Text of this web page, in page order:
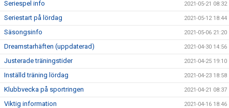
Seriespel info 2021-05-21 08:32
Seriestart på lördag 2021-05-12 18:44
Säsongsinfo 2021-05-06 21:20
Dreamstarhäften (uppdaterad) 2021-04-30 14:56
Justerade träningstider 2021-04-25 19:10
Inställd träning lördag 2021-04-23 18:58
Klubbvecka på sportringen 2021-04-21 08:37
Viktig information 2021-04-16 18:46